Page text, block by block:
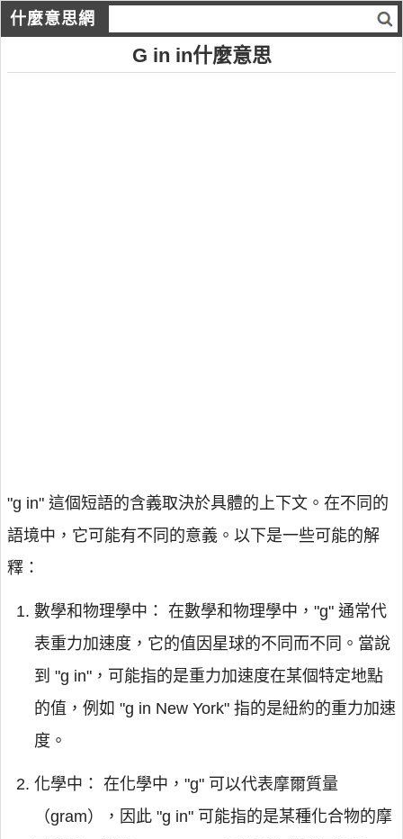
什麼意思網
G in in什麼意思
"g in" 這個短語的含義取決於具體的上下文。在不同的
語境中，它可能有不同的意義。以下是一些可能的解
釋：
數學和物理學中： 在數學和物理學中，"g" 通常代
表重力加速度，它的值因星球的不同而不同。當說
到 "g in"，可能指的是重力加速度在某個特定地點
的值，例如 "g in New York" 指的是紐約的重力加速
度。
化學中： 在化學中，"g" 可以代表摩爾質量
（gram），因此 "g in" 可能指的是某種化合物的摩